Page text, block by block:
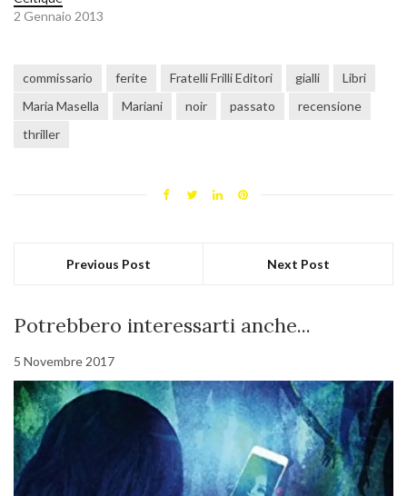
2 Gennaio 2013
commissario ferite Fratelli Frilli Editori gialli
Libri
Maria Masella
Mariani noir passato
recensione
thriller
Previous Post Next Post
Potrebbero interessarti anche...
5 Novembre 2017